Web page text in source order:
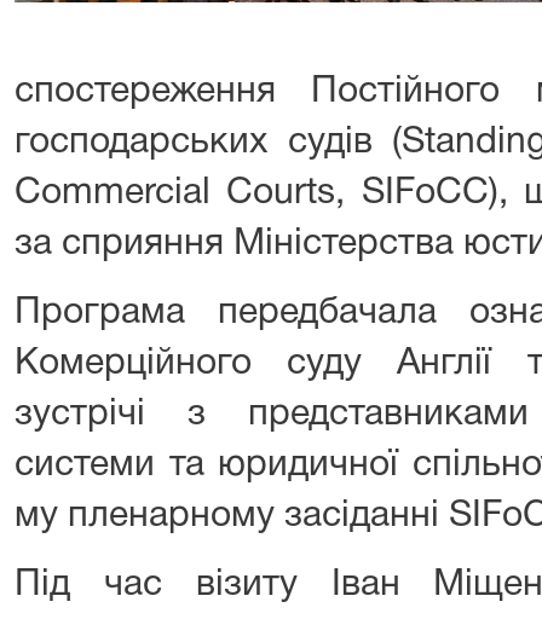
спостереження
господарських судів
Commercial Courts, SIFoCC),
за сприяння Міністерства
Програма передбачала
Комерційного суду Англії
зустрічі з
системи та юридичної
му пленарному засіданні
Під час візиту Іван